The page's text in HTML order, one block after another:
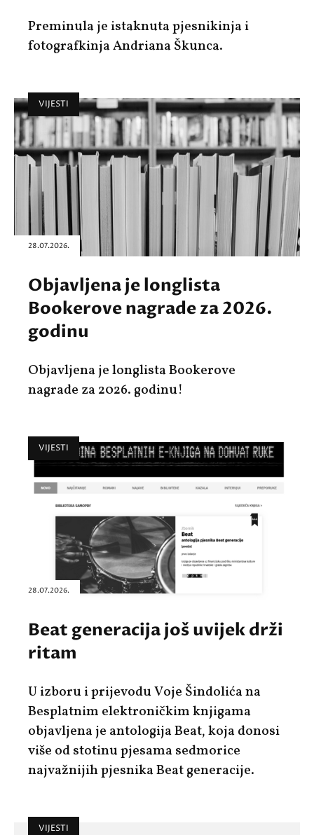
Preminula je istaknuta pjesnikinja i
fotografkinja Andriana Škunca.
VIJESTI
28.07.2026.
Objavljena je longlista
Bookerove nagrade za 2026.
godinu
Objavljena je longlista Bookerove
nagrade za 2026. godinu!
VIJESTI
28.07.2026.
Beat generacija još uvijek drži
ritam
U izboru i prijevodu Voje Šindolića na
Besplatnim elektroničkim knjigama
objavljena je antologija Beat, koja donosi
više od stotinu pjesama sedmorice
najvažnijih pjesnika Beat generacije.
VIJESTI